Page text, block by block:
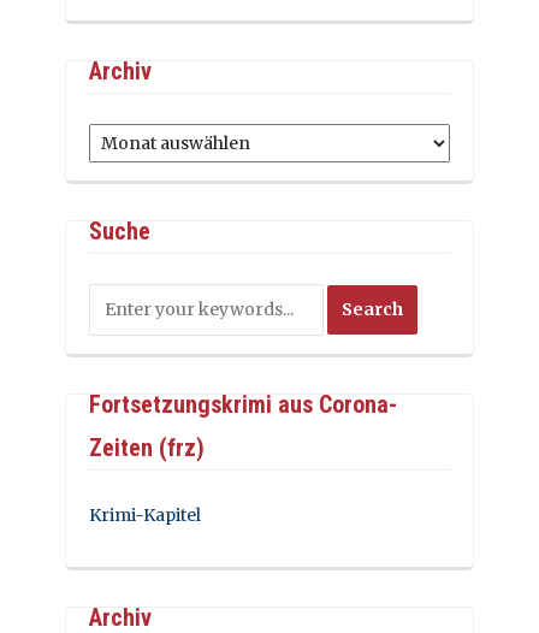
Archiv
Archiv
Suche
Fortsetzungskrimi aus Corona-
Zeiten (frz)
Krimi-Kapitel
Archiv